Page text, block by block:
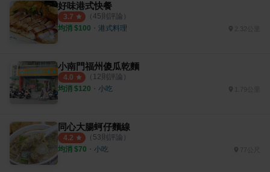
好味港式快餐
3.7 （ 45則評論）
均消 $100 ・ 港式料理
小南門福州傻瓜乾麵
4.0 （ 12則評論）
均消 $120 ・ 小吃
同心大腸蚵仔麵線
4.2 （ 53則評論）
均消 $70 ・ 小吃